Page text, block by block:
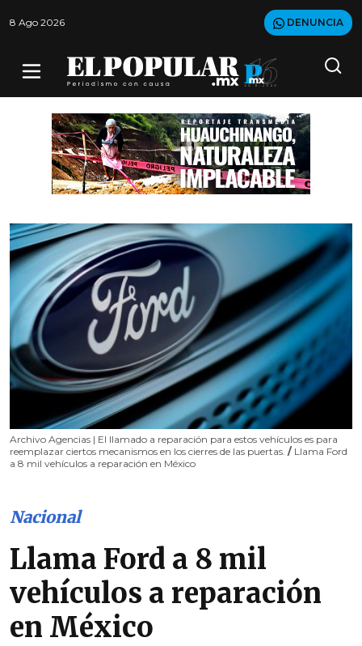
8 Ago 2026 DENUNCIA
Archivo Agencias | El llamado a reparación para estos vehículos es para
reemplazar ciertos mecanismos en los cierres de las puertas. / Llama Ford
a 8 mil vehículos a reparación en México
Nacional
Llama Ford a 8 mil
vehículos a reparación
en México